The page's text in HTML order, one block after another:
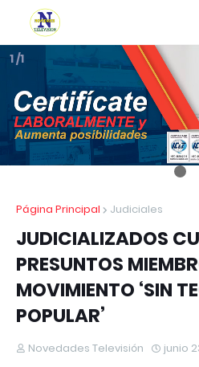
1 /1
Página Principal Judiciales
JUDICIALIZADOS
PRESUNTOS
MOVIMIENTO ‘SIN
POPULAR’
Novedades Televisión junio